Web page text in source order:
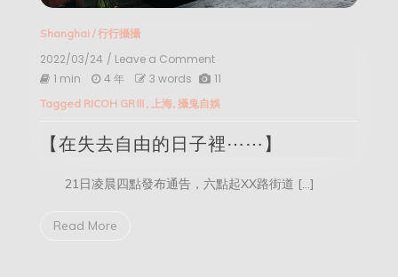
Shanghai/行行攝攝
2022/03/24 / Leave a Commenton
【在
去
由
的
子
1 min 4 年 3 words 11
Tagged RICOH GRⅢ , 上海, 攝鬼自娛
【在失去自由的日子裡⋯⋯】
21日凌晨四點發布通告，六點起XX路街道 […]
Read More